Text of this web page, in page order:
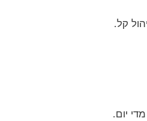
קל.
יום.